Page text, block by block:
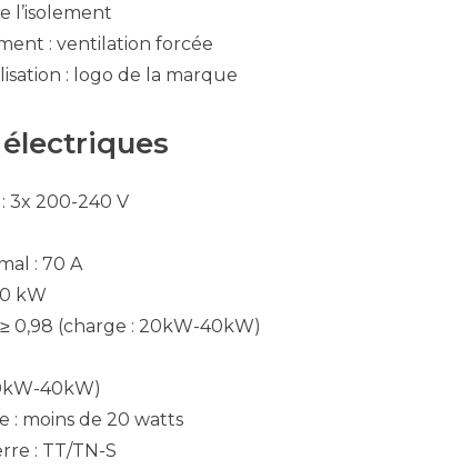
l’isolement
: ventilation forcée
: logo de la marque
3x 200-240 V
: 70 A
kW
0,98 (charge : 20kW-40kW)
40kW)
: moins de 20 watts
: TT/TN-S